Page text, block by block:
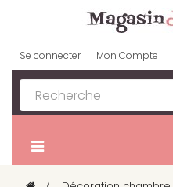
Se connecter Mon Compte